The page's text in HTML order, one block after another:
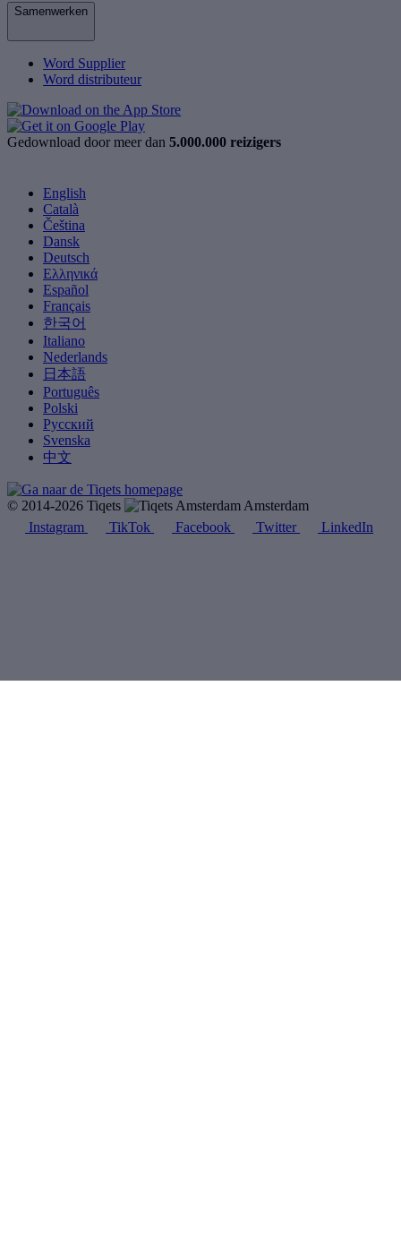
Samenwerken
Word Supplier
Word distributeur
Gedownload door meer dan 5.000.000 reizigers
English
Català
Čeština
Dansk
Deutsch
Ελληνικά
Español
Français
한국어
Italiano
Nederlands
日本語
Português
Polski
Русский
Svenska
中文
© 2014-2026 Tiqets
Amsterdam
Instagram
TikTok Facebook Twitter LinkedIn